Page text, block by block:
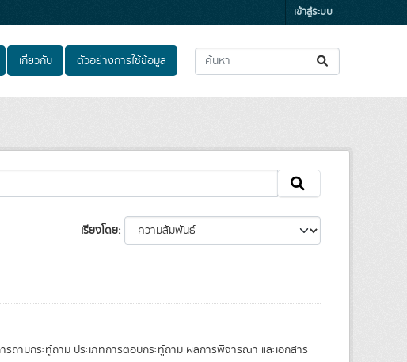
เข้าสู่ระบบ
เกี่ยวกับ ตัวอย่างการใช้ข้อมูล
เรียงโดย
ถามกระทู้ถาม ประเภทการตอบกระทู้ถาม ผลการพิจารณา และเอกสาร